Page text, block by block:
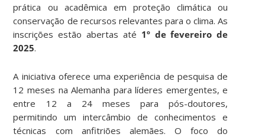
prática ou acadêmica em proteção climática ou
conservação de recursos relevantes para o clima. As
inscrições estão abertas até 1º de fevereiro de
2025.
A iniciativa oferece uma experiência de pesquisa de
12 meses na Alemanha para líderes emergentes, e
entre 12 a 24 meses para pós-doutores,
permitindo um intercâmbio de conhecimentos e
técnicas com anfitriões alemães. O foco do